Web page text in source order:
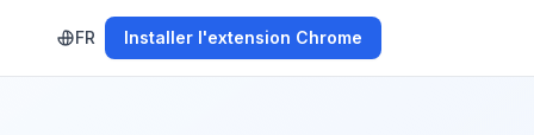
FR Installer l'extension Chrome